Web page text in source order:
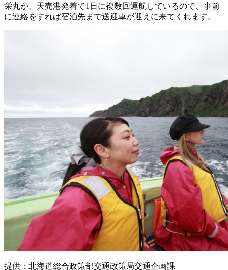
栄丸が、天売港発着で1日に複数回運航しているので、事前
に連絡をすれば宿泊先まで送迎車が迎えに来てくれます。
提供：北海道総合政策部交通政策局交通企画課